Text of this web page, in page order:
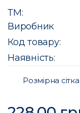
ТМ:
Виробник
Код товару:
Наявність:
Розмірна сітка